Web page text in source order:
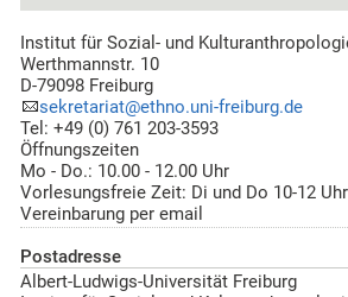
Institut für Sozial- und
Werthmannstr. 10
D-79098 Freiburg
sekretariat@ethno.uni-freiburg.de
Tel: +49 (0) 761 203-3593
Öffnungszeiten
Mo - Do.: 10.00 - 12.00 Uhr
Vorlesungsfreie Zeit: Di und Do 10-12
Vereinbarung per email
Postadresse
Albert-Ludwigs-Universität Freiburg